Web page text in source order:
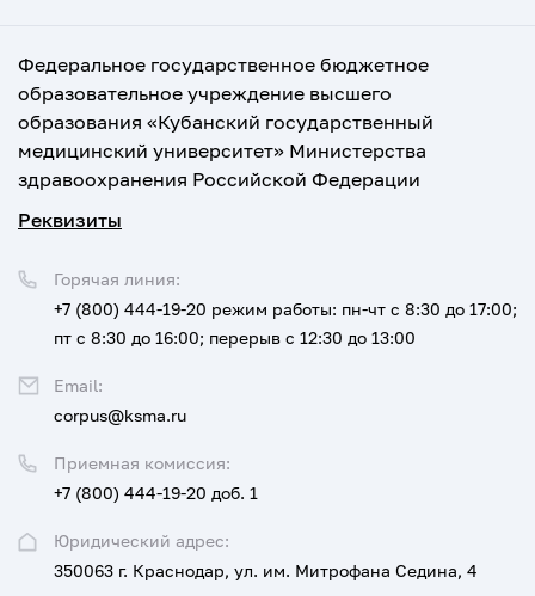
Федеральное государственное бюджетное
образовательное учреждение высшего
образования «Кубанский государственный
медицинский университет» Министерства
здравоохранения Российской Федерации
Реквизиты
Юридический адрес:
350063 г. Краснодар, ул. им. Митрофана Седина, 4
Приемная комиссия:
+7 (800) 444-19-20 доб. 1
Горячая линия:
+7 (800) 444-19-20 режим работы: пн-чт с 8:30 до 17:00;
пт с 8:30 до 16:00; перерыв с 12:30 до 13:00
Email:
corpus@ksma.ru